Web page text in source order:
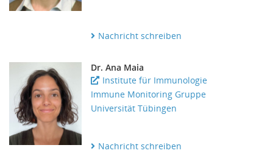
Nachricht schreiben
Dr. Ana Maia
Institute für Immunologie
Immune Monitoring Gruppe
Universität Tübingen
Nachricht schreiben